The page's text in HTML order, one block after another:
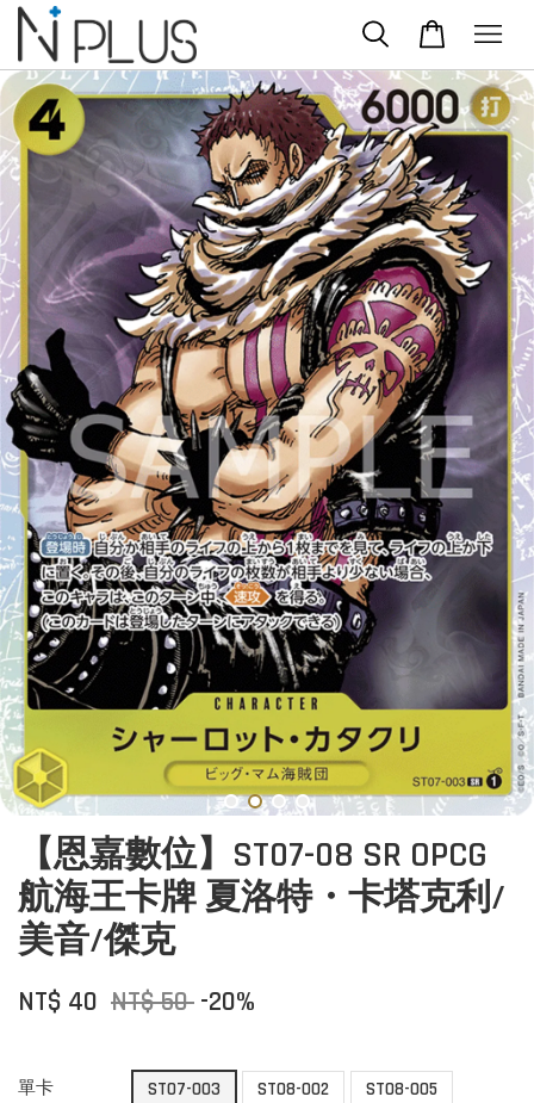
【恩嘉數位】ST07-08 SR OPCG
航海王卡牌 夏洛特・卡塔克利/
美音/傑克
NT$ 40 NT$ 50 -20%
單卡 ST07-003 ST08-002 ST08-005